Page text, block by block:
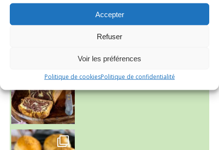
Accepter
Refuser
Voir les préférences
Politique de cookiesPolitique de confidentialité
~ BUNS MAISON ~
Un peu de boulange par ici au